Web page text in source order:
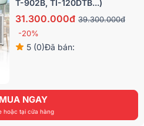
T-902B, TI-120DTB...)
31.300.000đ 39.300.000đ
-20%
5 (0)Đã bán:
NGAY
hoặc tại cửa hàng